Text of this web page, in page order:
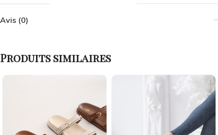
Avis (0)
Produits similaires